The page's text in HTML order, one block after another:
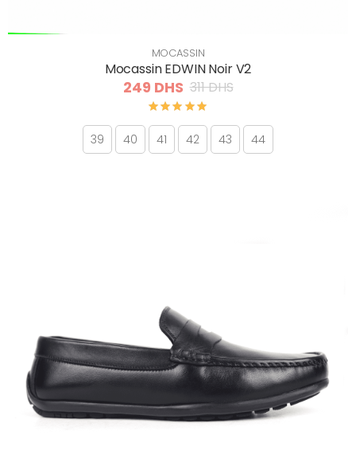
MOCASSIN
Mocassin EDWIN Noir V2
249 DHS 311 DHS
39 40 41 42 43 44